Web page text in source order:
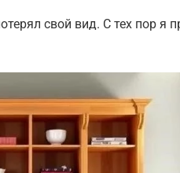
свой вид. С тех пор я